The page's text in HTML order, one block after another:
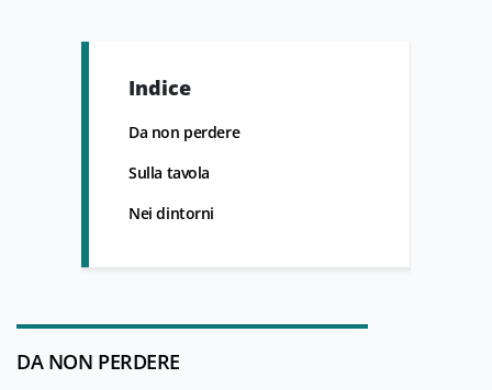
Indice
Da non perdere
Sulla tavola
Nei dintorni
DA NON PERDERE